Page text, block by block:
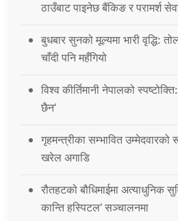
ठाउँबाट पाइनेछ बैंकिङ र परामर्श
बुधबार सुनको मूल्यमा भारी वृद्धि:
चाँदी पनि महँगियो
विश्व कीर्तिमानी नेपालको
छैन’
गृहमन्त्रीका सम्भावित उम्मेदवारको
खरेल अगाडि
रौतहटको बौधिमाईमा अत्याधुनिक
कान्ति हस्पिटल’ सञ्चालनमा